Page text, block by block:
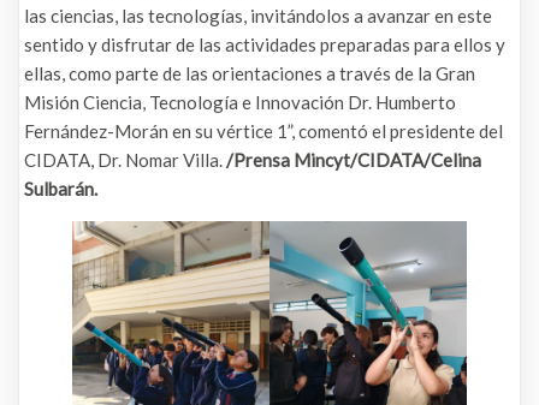
las ciencias, las tecnologías, invitándolos a avanzar en este
sentido y disfrutar de las actividades preparadas para ellos y
ellas, como parte de las orientaciones a través de la Gran
Misión Ciencia, Tecnología e Innovación Dr. Humberto
Fernández-Morán en su vértice 1”, comentó el presidente del
CIDATA, Dr. Nomar Villa./Prensa Mincyt/CIDATA/Celina
Sulbarán.